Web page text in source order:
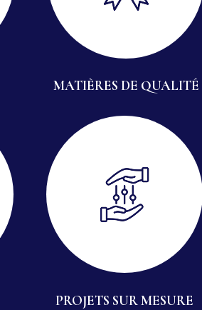
MATIÈRES DE QUALITÉ
PROJETS SUR MESURE